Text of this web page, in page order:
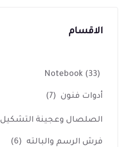
الاقسام
Notebook (33)
أدوات فنون (7)
الصلصال وعجينة التشكيل
فرش الرسم والبالته (6)